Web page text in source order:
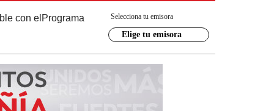
con el Programa Selecciona tu emisora
Elige tu emisora